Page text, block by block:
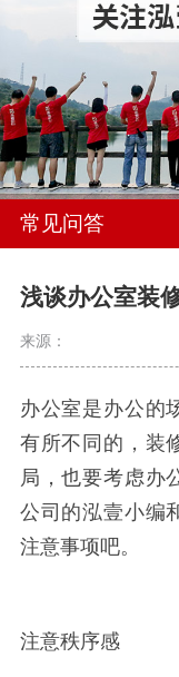
常见问答
浅谈办公室装
来源：
办公室是办公的
有所不同的，装
局，也要考虑办
公司的泓壹小编
注意事项吧。
注意秩序感